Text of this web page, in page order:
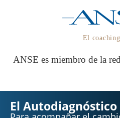
El
ANSE es miembro de la red
El